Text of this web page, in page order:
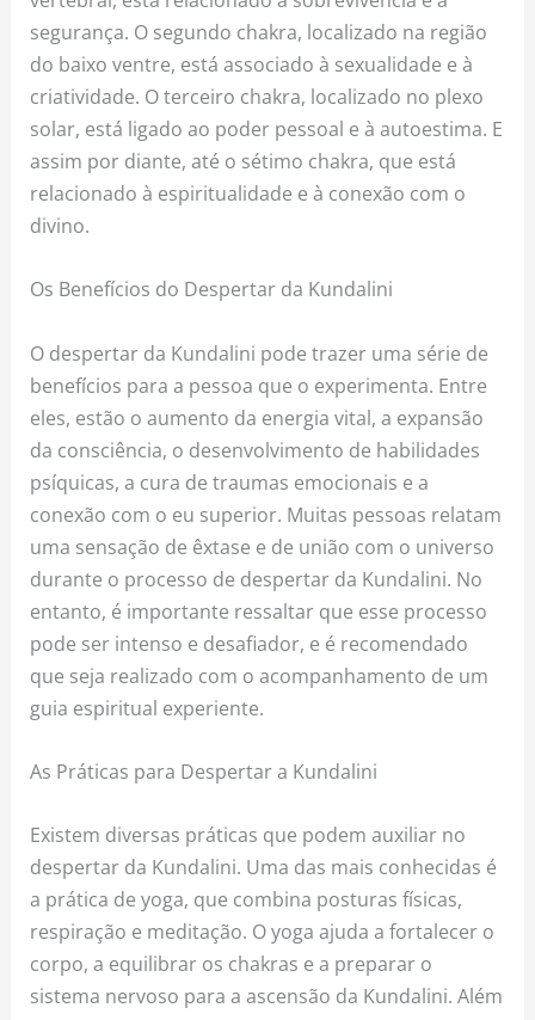
segurança. O segundo chakra, localizado na região
do baixo ventre, está associado à sexualidade e à
criatividade. O terceiro chakra, localizado no plexo
solar, está ligado ao poder pessoal e à autoestima. E
assim por diante, até o sétimo chakra, que está
relacionado à espiritualidade e à conexão com o
divino.
Os Benefícios do Despertar da Kundalini
O despertar da Kundalini pode trazer uma série de
benefícios para a pessoa que o experimenta. Entre
eles, estão o aumento da energia vital, a expansão
da consciência, o desenvolvimento de habilidades
psíquicas, a cura de traumas emocionais e a
conexão com o eu superior. Muitas pessoas relatam
uma sensação de êxtase e de união com o universo
durante o processo de despertar da Kundalini. No
entanto, é importante ressaltar que esse processo
pode ser intenso e desafiador, e é recomendado
que seja realizado com o acompanhamento de um
guia espiritual experiente.
As Práticas para Despertar a Kundalini
Existem diversas práticas que podem auxiliar no
despertar da Kundalini. Uma das mais conhecidas é
a prática de yoga, que combina posturas físicas,
respiração e meditação. O yoga ajuda a fortalecer o
corpo, a equilibrar os chakras e a preparar o
sistema nervoso para a ascensão da Kundalini. Além